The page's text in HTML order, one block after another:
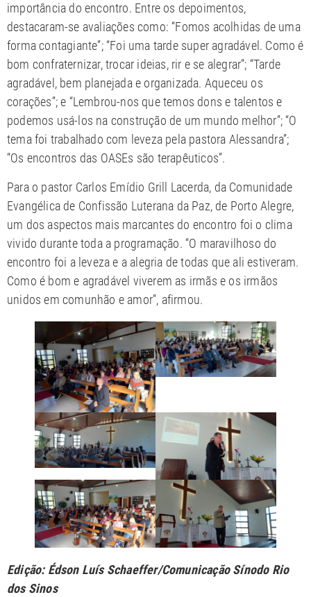
importância do encontro. Entre os depoimentos,
destacaram-se avaliações como: “Fomos acolhidas de uma
forma contagiante”; “Foi uma tarde super agradável. Como é
bom confraternizar, trocar ideias, rir e se alegrar”; “Tarde
agradável, bem planejada e organizada. Aqueceu os
corações”; e “Lembrou-nos que temos dons e talentos e
podemos usá-los na construção de um mundo melhor”; “O
tema foi trabalhado com leveza pela pastora Alessandra”;
“Os encontros das OASEs são terapêuticos”.
Para o pastor Carlos Emídio Grill Lacerda, da Comunidade
Evangélica de Confissão Luterana da Paz, de Porto Alegre,
um dos aspectos mais marcantes do encontro foi o clima
vivido durante toda a programação. “O maravilhoso do
encontro foi a leveza e a alegria de todas que ali estiveram.
Como é bom e agradável viverem as irmãs e os irmãos
unidos em comunhão e amor”, afirmou.
Edição: Édson Luís Schaeffer/Comunicação Sínodo Rio
dos Sinos